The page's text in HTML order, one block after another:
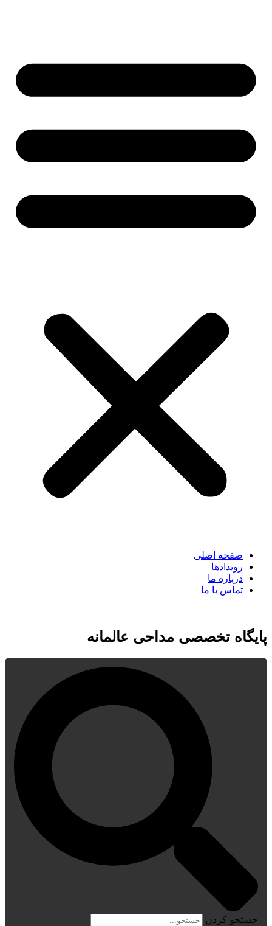
صفحه اصلی
رویدادها
درباره ما
تماس با ما
پایگاه تخصصی مداحی عالمانه
جستجو کردن